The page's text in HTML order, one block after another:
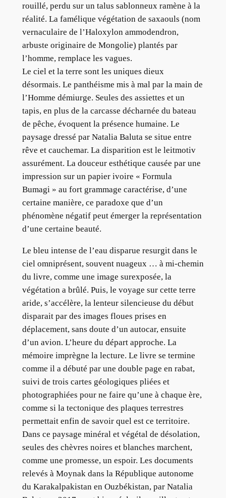
rouillé, perdu sur un talus sablonneux ramène à la
réalité. La famélique végétation de saxaouls (nom
vernaculaire de l’Haloxylon ammodendron,
arbuste originaire de Mongolie) plantés par
l’homme, remplace les vagues.
Le ciel et la terre sont les uniques dieux
désormais. Le panthéisme mis à mal par la main de
l’Homme démiurge. Seules des assiettes et un
tapis, en plus de la carcasse décharnée du bateau
de pêche, évoquent la présence humaine. Le
paysage dressé par Natalia Baluta se situe entre
rêve et cauchemar. La disparition est le leitmotiv
assurément. La douceur esthétique causée par une
impression sur un papier ivoire « Formula
Bumagi » au fort grammage caractérise, d’une
certaine manière, ce paradoxe que d’un
phénomène négatif peut émerger la représentation
d’une certaine beauté.
Le bleu intense de l’eau disparue resurgit dans le
ciel omniprésent, souvent nuageux … à mi-chemin
du livre, comme une image surexposée, la
végétation a brûlé. Puis, le voyage sur cette terre
aride, s’accélère, la lenteur silencieuse du début
disparait par des images floues prises en
déplacement, sans doute d’un autocar, ensuite
d’un avion. L’heure du départ approche. La
mémoire imprègne la lecture. Le livre se termine
comme il a débuté par une double page en rabat,
suivi de trois cartes géologiques pliées et
photographiées pour ne faire qu’une à chaque ère,
comme si la tectonique des plaques terrestres
permettait enfin de savoir quel est ce territoire.
Dans ce paysage minéral et végétal de désolation,
seules des chèvres noires et blanches marchent,
comme une promesse, un espoir. Les documents
relevés à Moynak dans la République autonome
du Karakalpakistan en Ouzbékistan, par Natalia